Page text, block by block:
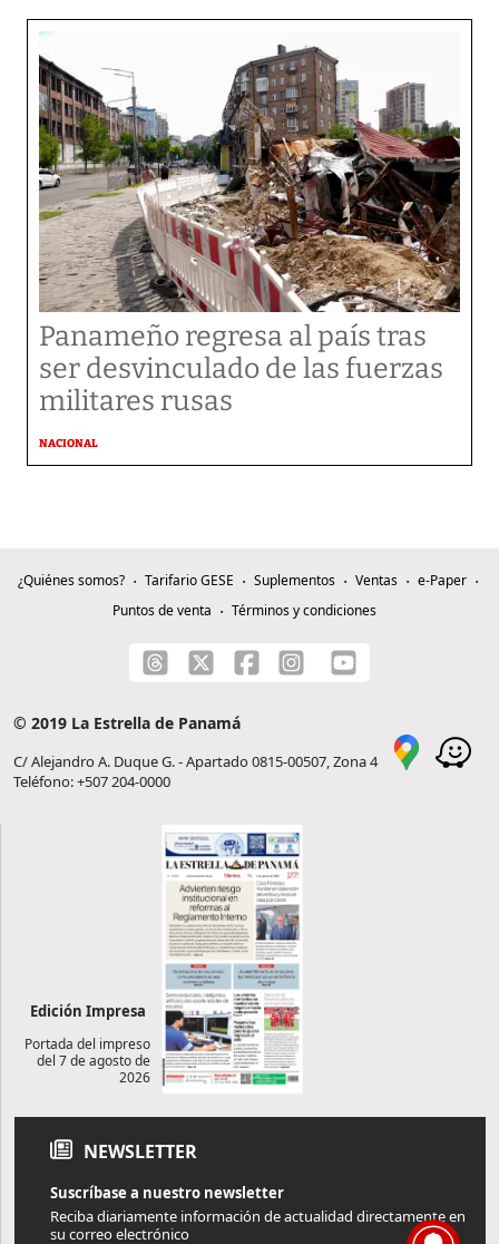
Panameño regresa al país tras
ser desvinculado de las fuerzas
militares rusas
NACIONAL
¿Quiénes somos? Tarifario GESE Suplementos Ventas
e-Paper
Puntos de venta
Términos y condiciones
© 2019 La Estrella de Panamá
C/ Alejandro A. Duque G. - Apartado 0815-00507, Zona 4
Teléfono: +507 204-0000
Edición Impresa
Portada del impreso
del 7 de agosto de
2026
NEWSLETTER
Suscríbase a nuestro newsletter
Reciba diariamente información de actualidad directamente en
su correo electrónico